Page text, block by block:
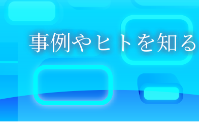
事例やヒトを知る